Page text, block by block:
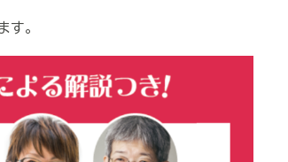
す。